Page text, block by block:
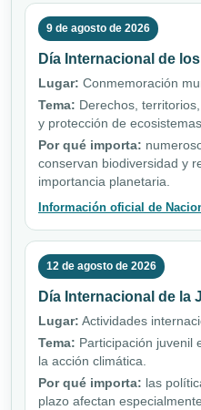
9 de agosto de 2026
Día Internacional de
Lugar: Conmemoración
Tema: Derechos,
y protección de
Por qué importa:
conservan biodiversidad y
importancia planetaria.
Información oficial de
12 de agosto de 2026
Día Internacional de la
Lugar: Actividades
Tema: Participación juvenil
la acción climática.
Por qué importa: las
plazo afectan